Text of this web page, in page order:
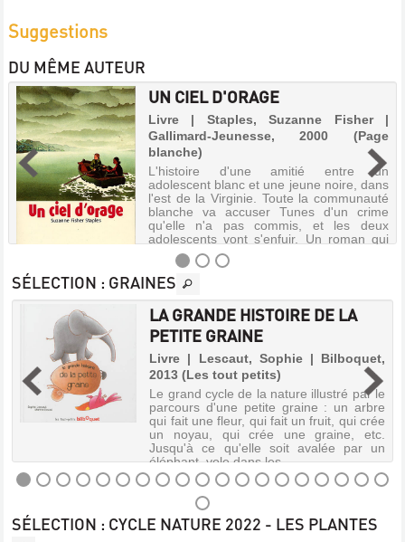
Suggestions
DU MÊME AUTEUR
UN CIEL D'ORAGE
Livre | Staples, Suzanne Fisher |
Gallimard-Jeunesse, 2000 (Page
blanche)
L'histoire d'une amitié entre un
adolescent blanc et une jeune noire, dans
l'est de la Virginie. Toute la communauté
blanche va accuser Tunes d'un crime
qu'elle n'a pas commis, et les deux
adolescents vont s'enfuir. Un roman qui
CIEL
D'ORAGE
Livre
Staples,
Gallimard-
2000
(Page
SÉLECTION : GRAINES
LA GRANDE HISTOIRE DE LA
PETITE GRAINE
Livre | Lescaut, Sophie | Bilboquet,
2013 (Les tout petits)
Le grand cycle de la nature illustré par le
parcours d'une petite graine : un arbre
qui fait une fleur, qui fait un fruit, qui crée
un noyau, qui crée une graine, etc.
Jusqu'à ce qu'elle soit avalée par un
éléphant, vole dans les ...
LA
GRANDE
SÉLECTION : CYCLE NATURE 2022 - LES PLANTES